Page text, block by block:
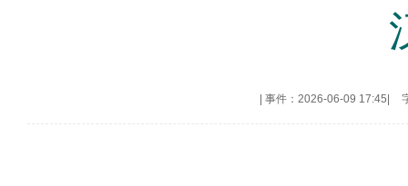
事件：2026-06-09 17:45